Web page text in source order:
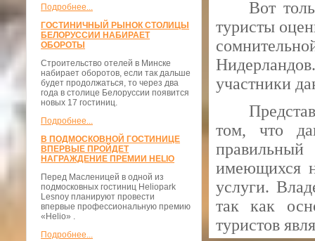
Подробнее...
ГОСТИНИЧНЫЙ РЫНОК СТОЛИЦЫ
БЕЛОРУССИИ НАБИРАЕТ
ОБОРОТЫ
Строительство отелей в Минске
набирает оборотов, если так дальше
будет продолжаться, то через два
года в столице Белоруссии появится
новых 17 гостиниц.
Подробнее...
В ПОДМОСКОВНОЙ ГОСТИНИЦЕ
ВПЕРВЫЕ ПРОЙДЕТ
НАГРАЖДЕНИЕ ПРЕМИИ HELIO
Перед Масленицей в одной из
подмосковных гостиниц Heliopark
Lesnoy планируют провести
впервые профессиональную премию
«Helio» .
Подробнее...
Вот
туристы
участники
том, что
имеющихся
услуги.
так как
туристов